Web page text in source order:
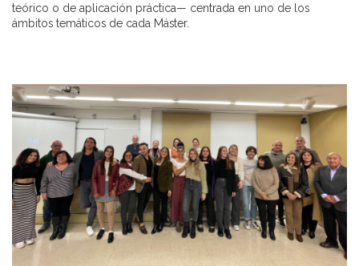
teórico o de aplicación práctica— centrada en uno de los
ámbitos temáticos de cada Máster.